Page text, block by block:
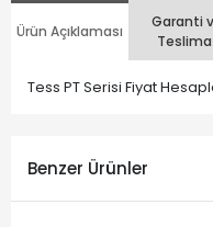
Ürün Açıklaması
Garanti
Tess PT Serisi Fiyat
Benzer Ürünler